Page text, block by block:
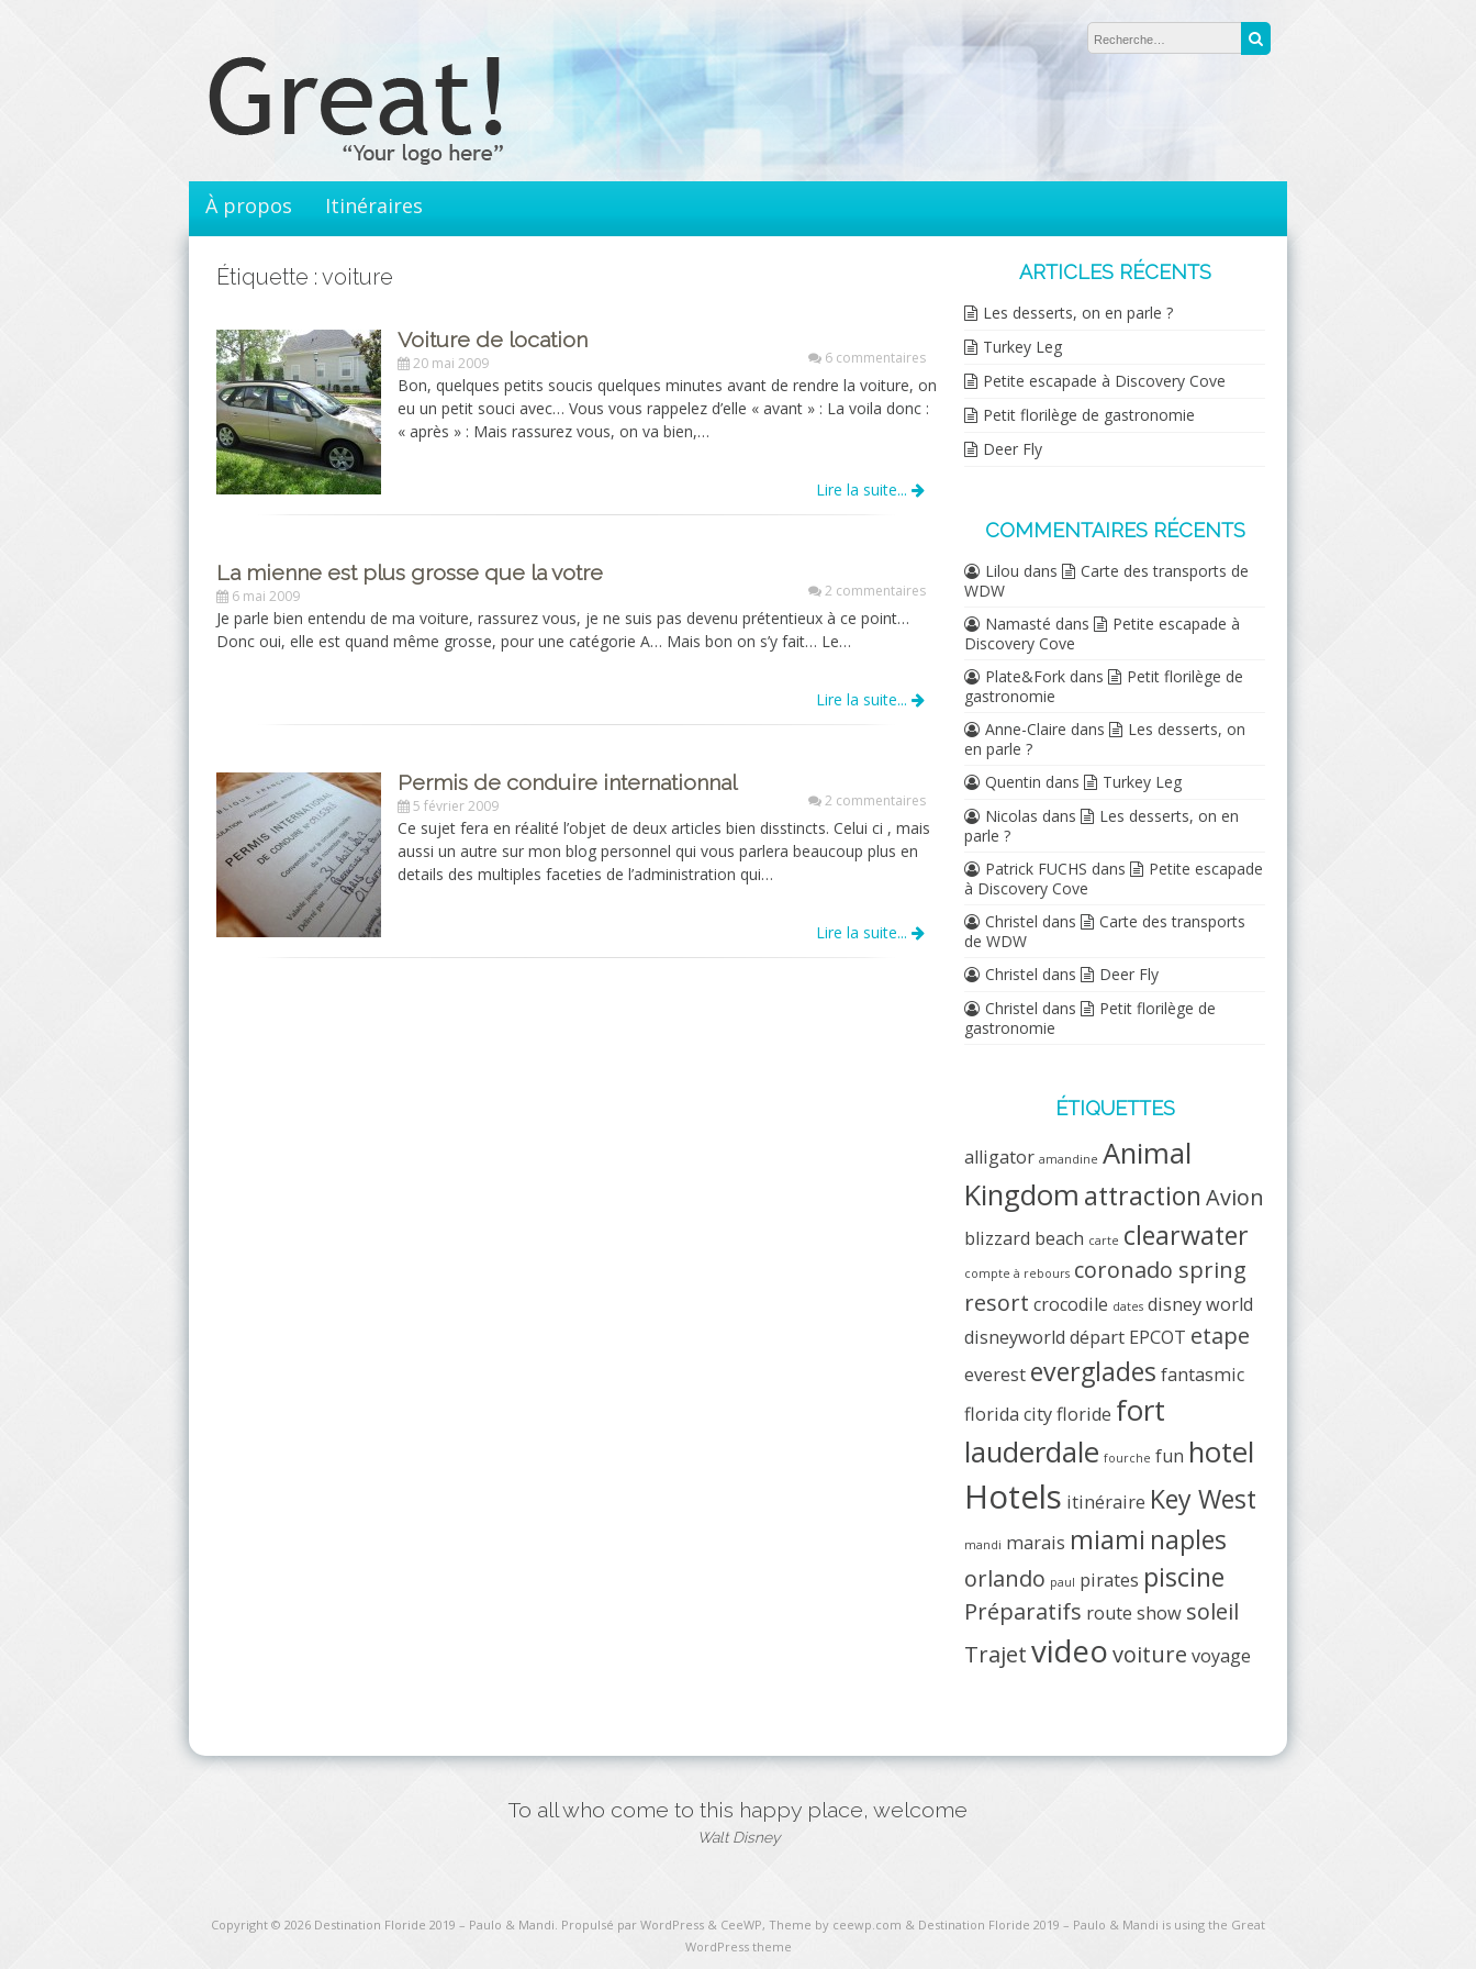
contenu
principal
À propos Itinéraires
Étiquette : voiture
Voiture de location
20 mai 2009 6 commentaires
Bon, quelques petits soucis quelques minutes avant de rendre la voiture, on
eu un petit souci avec… Vous vous rappelez d’elle « avant » : La voila donc :
« après » : Mais rassurez vous, on va bien,…
Lire la suite...
La mienne est plus grosse que la votre
6 mai 2009 2 commentaires
Je parle bien entendu de ma voiture, rassurez vous, je ne suis pas devenu prétentieux à ce point…
Donc oui, elle est quand même grosse, pour une catégorie A… Mais bon on s’y fait… Le…
Lire la suite...
Permis de conduire internationnal
5 février 2009 2 commentaires
Ce sujet fera en réalité l’objet de deux articles bien disstincts. Celui ci , mais
aussi un autre sur mon blog personnel qui vous parlera beaucoup plus en
details des multiples faceties de l’administration qui…
Lire la suite...
ARTICLES RÉCENTS
Les desserts, on en parle ?
Turkey Leg
Petite escapade à Discovery Cove
Petit florilège de gastronomie
Deer Fly
COMMENTAIRES RÉCENTS
Lilou dans
Carte des transports de
WDW
Namasté dans
Petite escapade à
Discovery Cove
Plate&Fork dans
Petit florilège de
gastronomie
Anne-Claire dans
Les desserts, on
en parle ?
Quentin dans
Turkey Leg
Nicolas dans
Les desserts, on en
parle ?
Patrick FUCHS dans
Petite escapade
à Discovery Cove
Christel dans
Carte des transports
de WDW
Christel dans
Deer Fly
Christel dans
Petit florilège de
gastronomie
ÉTIQUETTES
alligator amandine Animal
Kingdom attraction Avion
blizzard beach carte clearwater
compte à rebours coronado spring
resort crocodile dates disney world
disneyworld départ EPCOT etape
everest everglades fantasmic
florida cityfloride fort
lauderdale fourche fun hotel
Hotels itinéraire Key West
mandi marais miami naples
orlando paul pirates piscine
Préparatifs route show soleil
Trajetvideovoiture voyage
To all who come to this happy place, welcome
Walt Disney
Copyright © 2026 Destination Floride 2019 – Paulo & Mandi. Propulsé par WordPress & CeeWP, Theme by ceewp.com & Destination Floride 2019 – Paulo & Mandi is using the Great
WordPress theme